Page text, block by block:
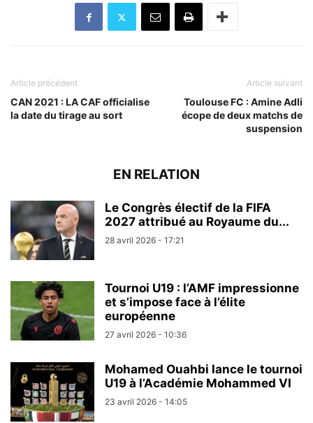
Article précédent
CAN 2021 : LA CAF officialise
la date du tirage au sort
Article suivant
Toulouse FC : Amine Adli
écope de deux matchs de
suspension
EN RELATION
Le Congrès électif de la FIFA
2027 attribué au Royaume du...
28 avril 2026 - 17:21
Tournoi U19 : l’AMF impressionne
et s’impose face à l’élite
européenne
27 avril 2026 - 10:36
Mohamed Ouahbi lance le tournoi
U19 à l’Académie Mohammed VI
23 avril 2026 - 14:05